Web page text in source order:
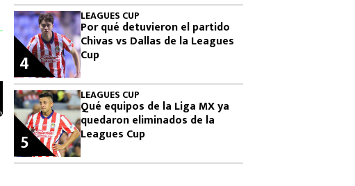
LEAGUES CUP
Por qué detuvieron el partido
Chivas vs Dallas de la Leagues
Cup
4
LEAGUES CUP
Qué equipos de la Liga MX ya
quedaron eliminados de la
Leagues Cup
5